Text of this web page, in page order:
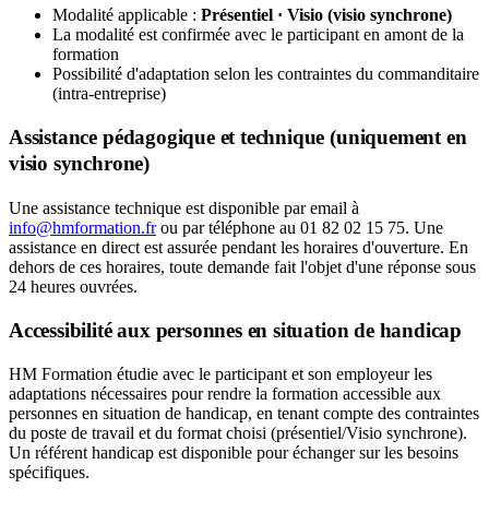
Modalité applicable : Présentiel · Visio (visio synchrone)
La modalité est confirmée avec le participant en amont de la
formation
Possibilité d'adaptation selon les contraintes du commanditaire
(intra-entreprise)
Assistance pédagogique et technique (uniquement en
visio synchrone)
Une assistance technique est disponible par email à
info@hmformation.frou par téléphone au 01 82 02 15 75. Une
assistance en direct est assurée pendant les horaires d'ouverture. En
dehors de ces horaires, toute demande fait l'objet d'une réponse sous
24 heures ouvrées.
Accessibilité aux personnes en situation de handicap
HM Formation étudie avec le participant et son employeur les
adaptations nécessaires pour rendre la formation accessible aux
personnes en situation de handicap, en tenant compte des contraintes
du poste de travail et du format choisi (présentiel/Visio synchrone).
Un référent handicap est disponible pour échanger sur les besoins
spécifiques.